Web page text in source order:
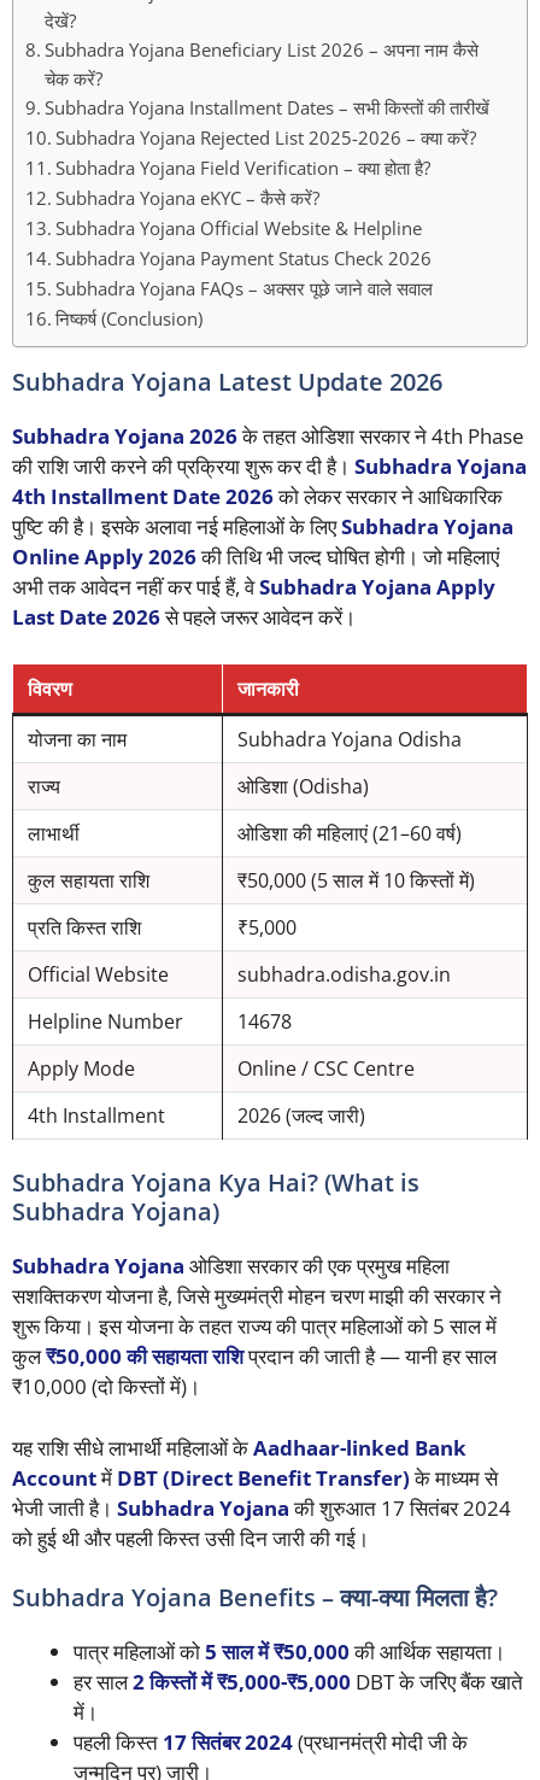
देखें?
Subhadra Yojana Beneficiary List 2026 – अपना नाम कैसे
चेक करें?
Subhadra Yojana Installment Dates – सभी किस्तों की तारीखें
Subhadra Yojana Rejected List 2025-2026 – क्या करें?
Subhadra Yojana Field Verification – क्या होता है?
Subhadra Yojana eKYC – कैसे करें?
Subhadra Yojana Official Website & Helpline
Subhadra Yojana Payment Status Check 2026
Subhadra Yojana FAQs – अक्सर पूछे जाने वाले सवाल
निष्कर्ष (Conclusion)
Subhadra Yojana Latest Update 2026
Subhadra Yojana 2026के तहत ओडिशा सरकार ने 4th Phase
की राशि जारी करने की प्रक्रिया शुरू कर दी है। Subhadra Yojana
4th Installment Date 2026को लेकर सरकार ने आधिकारिक
पुष्टि की है। इसके अलावा नई महिलाओं के लिएSubhadra Yojana
Online Apply 2026की तिथि भी जल्द घोषित होगी। जो महिलाएं
अभी तक आवेदन नहीं कर पाई हैं, वेSubhadra Yojana Apply
Last Date 2026से पहले जरूर आवेदन करें।
विवरण
जानकारी
योजना का नाम
Subhadra Yojana Odisha
राज्य
ओडिशा (Odisha)
लाभार्थी
ओडिशा की महिलाएं (21–60 वर्ष)
कुल सहायता राशि
₹50,000 (5 साल में 10 किस्तों में)
प्रति किस्त राशि
₹5,000
Official Website
subhadra.odisha.gov.in
Helpline Number
14678
Apply Mode
Online / CSC Centre
4th Installment
2026 (जल्द जारी)
Subhadra Yojana Kya Hai? (What is
Subhadra Yojana)
Subhadra Yojana ओडिशा सरकार की एक प्रमुख महिला
सशक्तिकरण योजना है, जिसे मुख्यमंत्री मोहन चरण माझी की सरकार ने
शुरू किया। इस योजना के तहत राज्य की पात्र महिलाओं को 5 साल में
कुल₹50,000 की सहायता राशिप्रदान की जाती है — यानी हर साल
₹10,000 (दो किस्तों में)।
यह राशि सीधे लाभार्थी महिलाओं केAadhaar-linked Bank
Accountमें DBT (Direct Benefit Transfer)के माध्यम से
भेजी जाती है। Subhadra Yojanaकी शुरुआत 17 सितंबर 2024
को हुई थी और पहली किस्त उसी दिन जारी की गई।
Subhadra Yojana Benefits – क्या-क्या मिलता है?
पात्र महिलाओं को5 साल में ₹50,000की आर्थिक सहायता।
हर साल2 किस्तों में ₹5,000-₹5,000 DBT के जरिए बैंक खाते
में।
पहली किस्त 17 सितंबर 2024(प्रधानमंत्री मोदी जी के
जन्मदिन पर) जारी।